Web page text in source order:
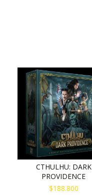
CTHULHU: DARK
PROVIDENCE
$188.800